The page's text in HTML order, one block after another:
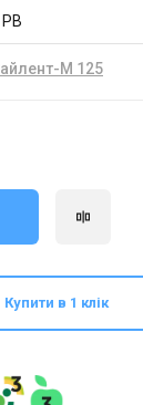
М 125
Купити в 1 клік